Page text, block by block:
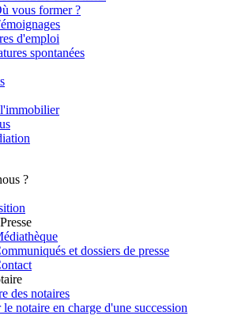
vous former ?
d'emploi
spontanées
?
et dossiers de presse
des notaires
notaire en charge d'une succession